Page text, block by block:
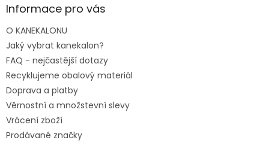
Informace pro vás
O KANEKALONU
Jaký vybrat kanekalon?
FAQ - nejčastější dotazy
Recyklujeme obalový materiál
Doprava a platby
Věrnostní a množstevní slevy
Vrácení zboží
Prodávané značky